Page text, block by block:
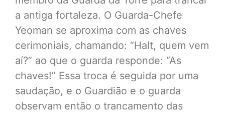
a antiga fortaleza. O Guarda-Chefe
Yeoman se aproxima com as chaves
cerimoniais, chamando: “Halt, quem vem
aí?” ao que o guarda responde: “As
chaves!” Essa troca é seguida por uma
saudação, e o Guardião e o guarda
observam então o trancamento das